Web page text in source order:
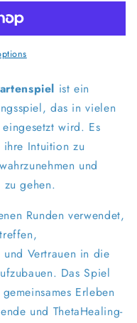
ist ein
das in vielen
wird. Es
Intuition zu
und
zu gehen.
Runden verwendet,
und Vertrauen in die
Das Spiel
Erleben
und ThetaHealing-